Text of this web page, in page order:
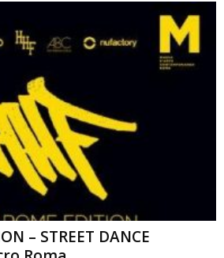
– STREET DANCE